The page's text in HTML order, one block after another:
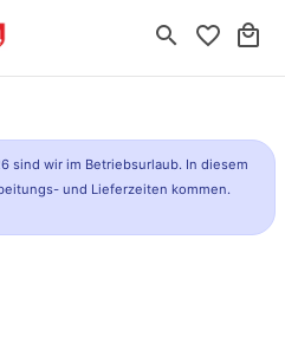
search favorite_border local_mall
sind wir im Betriebsurlaub. In diesem
und Lieferzeiten kommen.